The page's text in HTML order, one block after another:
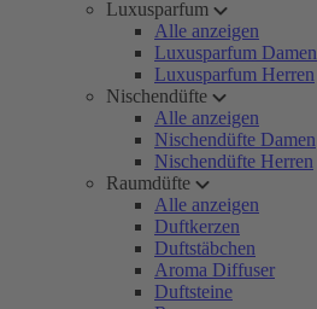
Luxusparfum
Alle anzeigen
Luxusparfum Damen
Luxusparfum Herren
Nischendüfte
Alle anzeigen
Nischendüfte Damen
Nischendüfte Herren
Raumdüfte
Alle anzeigen
Duftkerzen
Duftstäbchen
Aroma Diffuser
Duftsteine